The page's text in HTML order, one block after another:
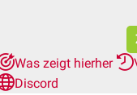
Was zeigt hierher
Discord